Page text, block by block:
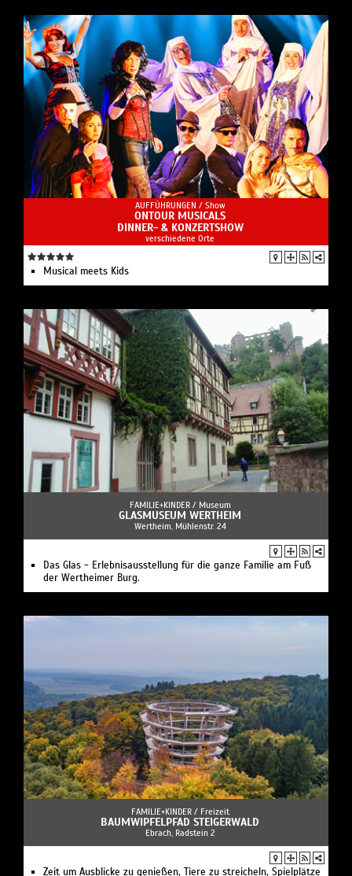
AUFFÜHRUNGEN / Show
ONTOUR MUSICALS
DINNER- & KONZERTSHOW
verschiedene Orte
Musical meets Kids
FAMILIE+KINDER / Museum
GLASMUSEUM WERTHEIM
Wertheim, Mühlenstr. 24
Das Glas - Erlebnisausstellung für die ganze Familie am Fuß
der Wertheimer Burg.
FAMILIE+KINDER / Freizeit
BAUMWIPFELPFAD STEIGERWALD
Ebrach, Radstein 2
Zeit um Ausblicke zu genießen, Tiere zu streicheln, Spielplätze